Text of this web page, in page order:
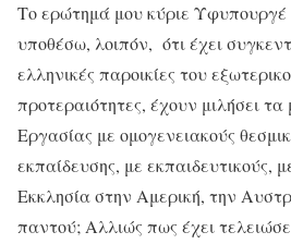
Το ερώτημά μου κύριε
υποθέσω, λοιπόν, ότι έχει
ελληνικές παροικίες του
προτεραιότητες, έχουν μιλήσει
Εργασίας με ομογενειακούς
εκπαίδευσης, με εκπαιδευτικούς,
Εκκλησία στην Αμερική, την
παντού; Αλλιώς πως έχει